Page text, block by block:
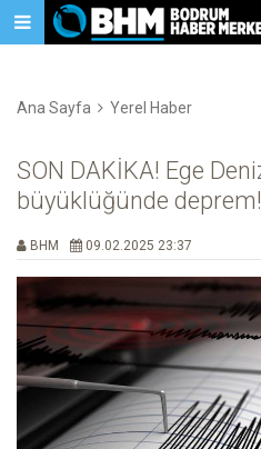
Ana Sayfa Yerel Haber
SON DAKİKA! Ege
büyüklüğünde deprem!
BHM 09.02.2025 23:37